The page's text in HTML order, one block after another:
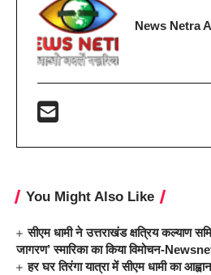
News Netra
You Might Also Like
सीएम धामी ने उत्तराखंड क्षत्रिय कल्याण
जागरण’ स्मारिका का किया विमोचन-
हर घर तिरंगा यात्रा में सीएम धामी का